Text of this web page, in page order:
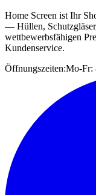
Home Screen ist Ihr
— Hüllen,
wettbewerbsfähigen
Kundenservice.
Öffnungszeiten:Mo-Fr: